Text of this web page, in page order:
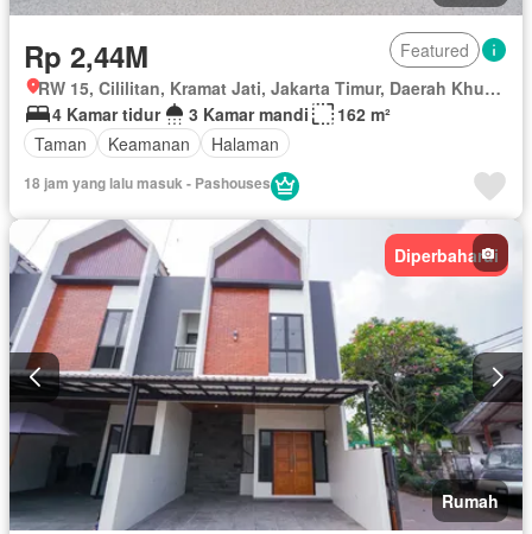
Rp 2,44M
Featured
RW 15, Cililitan, Kramat Jati, Jakarta Timur, Daerah Khusus Ibukota Jakarta
4 Kamar tidur
3 Kamar mandi
162 m²
Taman
Keamanan Halaman
18 jam yang lalu masuk - Pashouses
Diperbaharui
Rumah